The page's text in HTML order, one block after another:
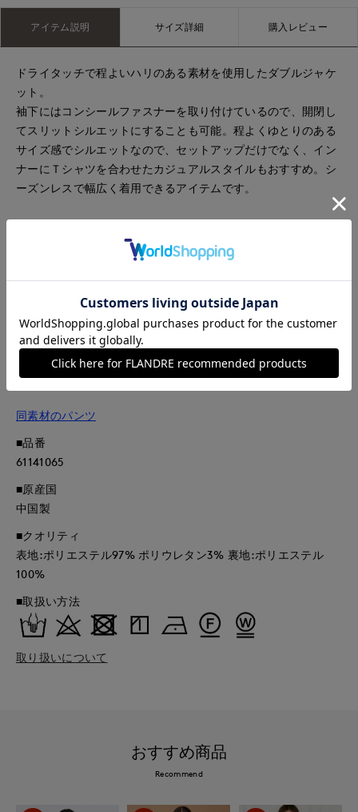
アイテム説明 サイズ詳細 購入レビュー
ドライタッチで程よいハリのある素材を使用したダブルジャケ
ット。
袖下にはコンシールファスナーを取り付けているので、開閉し
てスリットシルエットにすることも可能。程よくゆとりのある
サイズ感でシルエットなので、セットアップだけでなく、イン
ナーにＴシャツを合わせたカジュアルスタイルもおすすめ。シ
ーズンレスで幅広く着用できるアイテムです。
同素材のパンツ品番:2761161066
■サンプル撮影商品
画像の商品はサンプルです。実際の商品とはサイズや色味、素
材、デザイン等の仕様が若干変更になる場合がございます。
同素材のパンツ
■品番
61141065
■原産国
中国製
■クオリティ
表地:ポリエステル97% ポリウレタン3% 裏地:ポリエステル
100%
■取扱い方法
取り扱いについて
おすすめ商品
Recommend